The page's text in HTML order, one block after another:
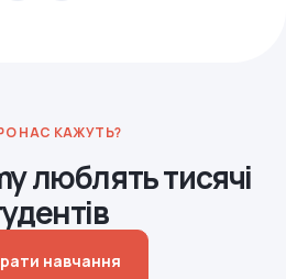
НАС КАЖУТЬ?
люблять тисячі
навчання